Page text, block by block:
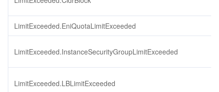
LimitExceeded.EniQuotaLimitExceeded
LimitExceeded.InstanceSecurityGroupLimitExceeded
LimitExceeded.LBLimitExceeded